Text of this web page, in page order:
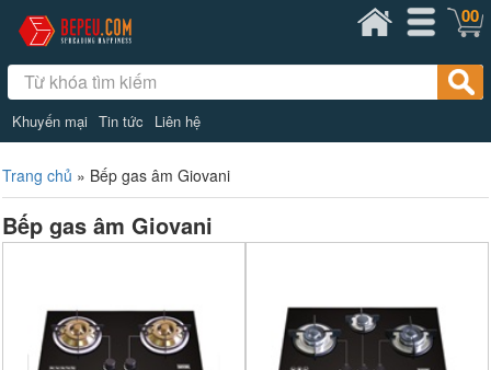
Khuyến mại Tin tức Liên hệ
00
Trang chủ » Bếp gas âm Giovani
Bếp gas âm Giovani